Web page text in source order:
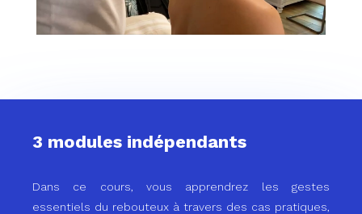
3 modules indépendants
Dans ce cours, vous apprendrez les gestes
essentiels du rebouteux à travers des cas pratiques,